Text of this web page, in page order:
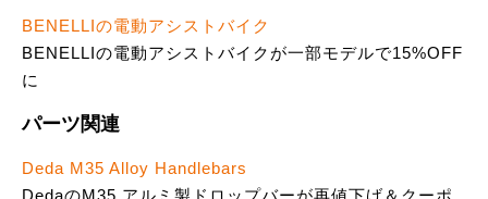
クーポン＆セール
BENELLIの電動アシストバイク
BENELLIの電動アシストバイクが一部モデルで15%OFF
に
パーツ関連
Deda M35 Alloy Handlebars